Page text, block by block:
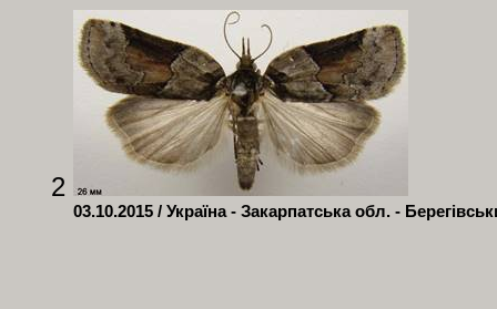
2
03.10.2015 / Україна - Закарпатська обл. -